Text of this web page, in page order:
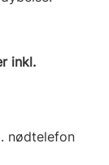
inkl.
nødtelefon